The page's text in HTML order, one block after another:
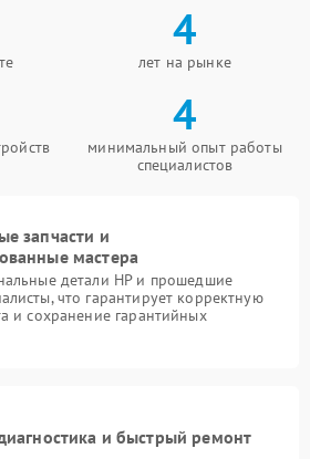
4
лет на рынке
4
минимальный опыт работы
специалистов
запчасти и
мастера
детали HP и прошедшие
что гарантирует корректную
и сохранение гарантийных
и быстрый ремонт